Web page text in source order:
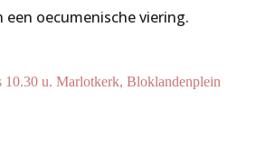
een oecumenische viering.
10.30 u. Marlotkerk, Bloklandenplein